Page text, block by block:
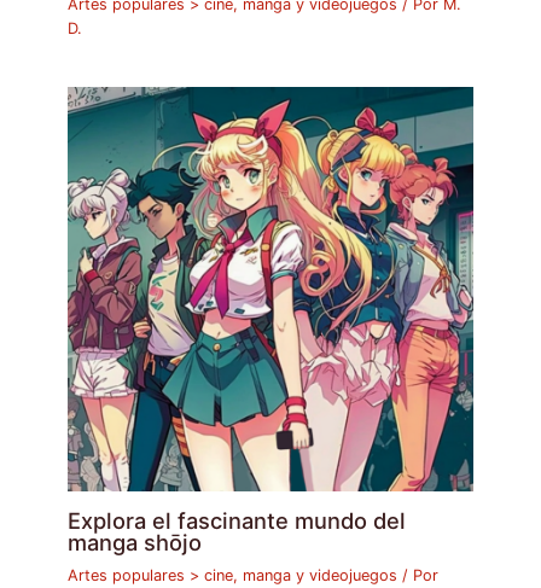
Artes populares > cine, manga y videojuegos / Por M.
D.
Explora el fascinante mundo del
manga shōjo
Artes populares > cine, manga y videojuegos / Por